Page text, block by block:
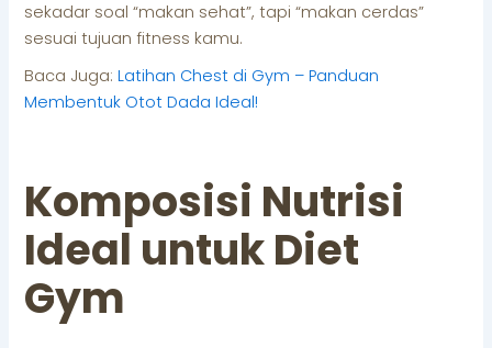
sekadar soal “makan sehat”, tapi “makan cerdas”
sesuai tujuan fitness kamu.
Baca Juga:Latihan Chest di Gym – Panduan
Membentuk Otot Dada Ideal!
Komposisi Nutrisi
Ideal untuk Diet
Gym